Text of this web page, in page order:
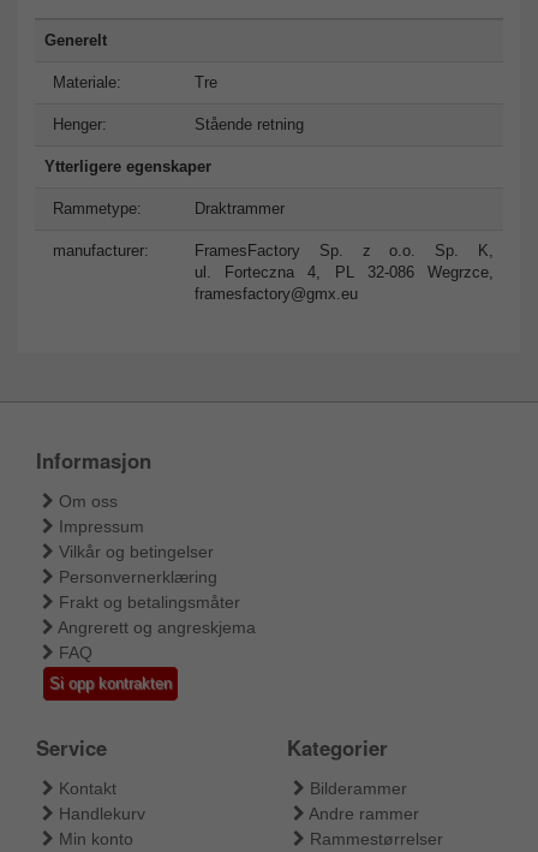
Generelt
Materiale: Tre
Henger: Stående retning
Ytterligere egenskaper
Rammetype: Draktrammer
manufacturer:
FramesFactory Sp. z o.o. Sp. K,
ul. Forteczna 4, PL 32-086 Wegrzce,
framesfactory@gmx.eu
Informasjon
Om oss
Impressum
Vilkår og betingelser
Personvernerklæring
Frakt og betalingsmåter
Angrerett og angreskjema
FAQ
Si opp kontrakten
Service
Kontakt
Handlekurv
Min konto
Kategorier
Bilderammer
Andre rammer
Rammestørrelser